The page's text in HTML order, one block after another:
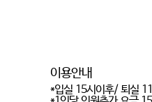
이용안내
*입실 15시이후/ 퇴실